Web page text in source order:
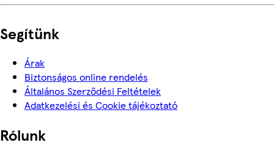
Segítünk
Árak
Biztonságos online rendelés
Általános Szerződési Feltételek
Adatkezelési és Cookie tájékoztató
Rólunk